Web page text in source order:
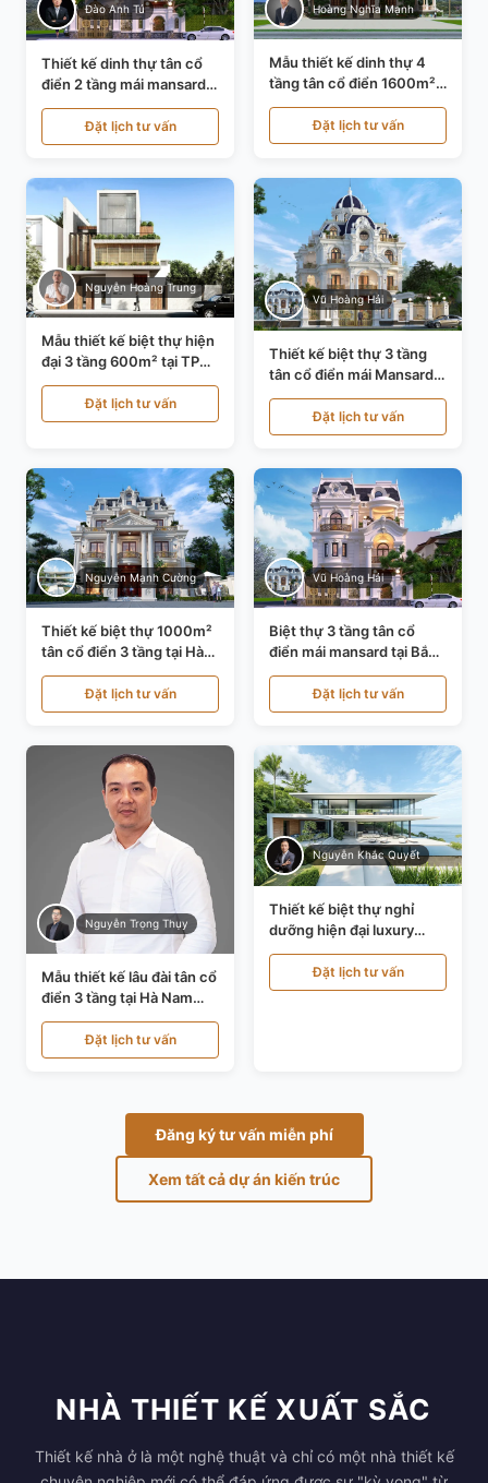
Đào Anh Tú
Thiết kế dinh thự tân cổ
điển 2 tầng mái mansard
tại Bắc Ninh KT20084
Đặt lịch tư vấn
Hoàng Nghĩa Mạnh
Mẫu thiết kế dinh thự 4
tầng tân cổ điển 1600m²
tại Thanh Hóa KT20071
Đặt lịch tư vấn
Nguyễn Hoàng Trung
Mẫu thiết kế biệt thự hiện
đại 3 tầng 600m² tại TP
Hồ Chí Minh KT24602
Đặt lịch tư vấn
Vũ Hoàng Hải
Thiết kế biệt thự 3 tầng
tân cổ điển mái Mansard
tại Thanh Hóa KT23104
Đặt lịch tư vấn
Nguyễn Mạnh Cường
Thiết kế biệt thự 1000m²
tân cổ điển 3 tầng tại Hà
Nội KT21010
Đặt lịch tư vấn
Vũ Hoàng Hải
Biệt thự 3 tầng tân cổ
điển mái mansard tại Bắc
Ninh KT21198
Đặt lịch tư vấn
Nguyễn Trọng Thụy
Mẫu thiết kế lâu đài tân cổ
điển 3 tầng tại Hà Nam
KT24821
Đặt lịch tư vấn
Nguyễn Khắc Quyết
Thiết kế biệt thự nghỉ
dưỡng hiện đại luxury
700m² tại Đà Nẵng
KT24616Đặt lịch tư vấn
Đăng ký tư vấn miễn phí
Xem tất cả dự án kiến trúc
NHÀ THIẾT KẾ XUẤT SẮC
Thiết kế nhà ở là một nghệ thuật và chỉ có một nhà thiết kế